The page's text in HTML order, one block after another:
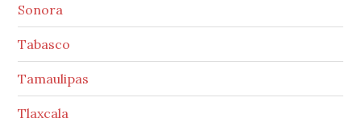
Sonora
Tabasco
Tamaulipas
Tlaxcala